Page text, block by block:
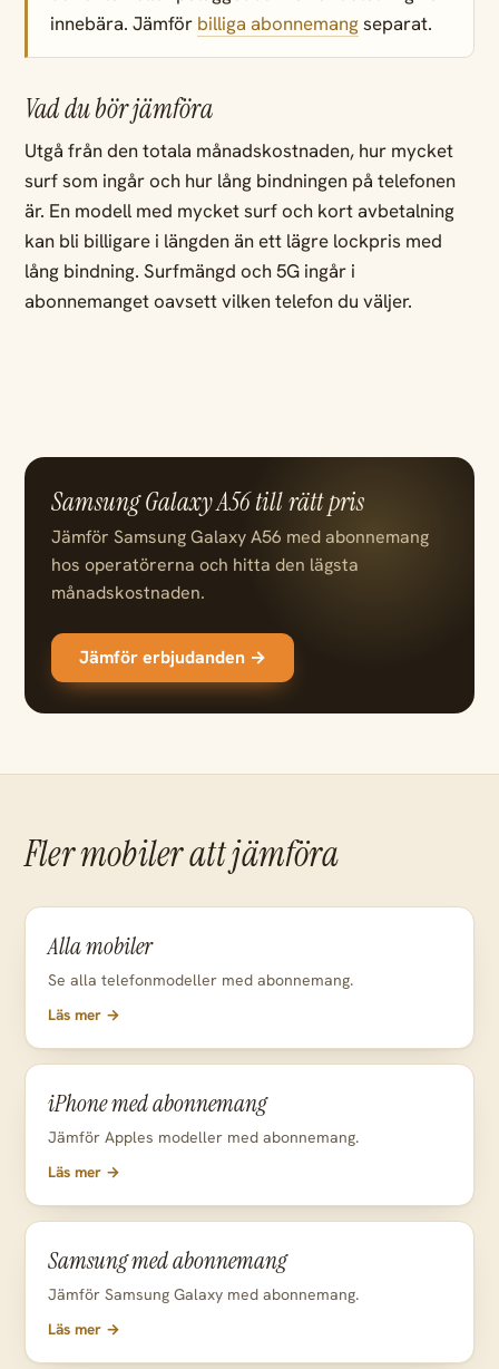
innebära. Jämför billiga abonnemangseparat.
Vad du bör jämföra
Utgå från den totala månadskostnaden, hur mycket
surf som ingår och hur lång bindningen på telefonen
är. En modell med mycket surf och kort avbetalning
kan bli billigare i längden än ett lägre lockpris med
lång bindning. Surfmängd och 5G ingår i
abonnemanget oavsett vilken telefon du väljer.
Samsung Galaxy A56 till rätt pris
Jämför Samsung Galaxy A56 med abonnemang
hos operatörerna och hitta den lägsta
månadskostnaden.
Jämför erbjudanden →
Fler mobiler att jämföra
Alla mobiler
Se alla telefonmodeller med abonnemang.
Läs mer →
iPhone med abonnemang
Jämför Apples modeller med abonnemang.
Läs mer →
Samsung med abonnemang
Jämför Samsung Galaxy med abonnemang.
Läs mer →